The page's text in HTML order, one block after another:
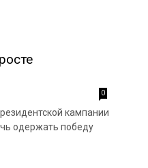
0
кампании
одержать победу